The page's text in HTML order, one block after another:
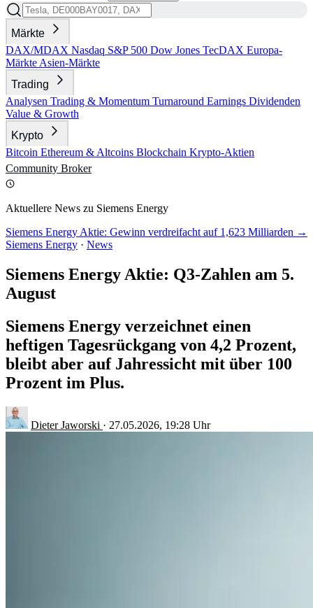
Märkte
DAX/MDAX Nasdaq S&P 500 Dow Jones TecDAX Europa-
Märkte Asien-Märkte
Trading
Analysen Trading & Momentum Turnaround Earnings Dividenden
Value & Growth
Krypto
Bitcoin Ethereum & Altcoins Blockchain Krypto-Aktien
Community Broker
Aktuellere News zu Siemens Energy
Siemens Energy Aktie: Gewinn verdreifacht auf 1,623 Milliarden →
Siemens Energy · News
Siemens Energy Aktie: Q3-Zahlen am 5.
August
Siemens Energy verzeichnet einen
heftigen Tagesrückgang von 4,2 Prozent,
bleibt aber auf Jahressicht mit über 100
Prozent im Plus.
Dieter Jaworski · 27.05.2026, 19:28 Uhr